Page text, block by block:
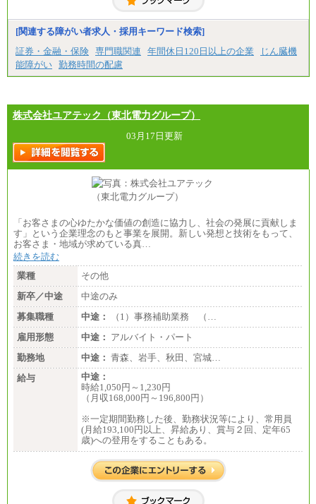
[関連する障がい者求人・採用キーワード検索]
証券・金融・保険 専門職関連 年間休日120日以上の企業
じん臓機
能障がい 勤務時間の配慮
株式会社ユアテック（東北電力グループ）
03月17日更新
「お客さまの心ゆたかな価値の創造に協力し、社会の発展に貢献しま
す」という企業理念のもと事業を展開。新しい発想と技術をもって、
お客さま・地域が求めている真…
続きを読む
業種
その他
新卒／中途
中途のみ
募集職種
中途：
（1）事務補助業務 （…
雇用形態
中途： アルバイト・パート
勤務地
中途： 青森、岩手、秋田、宮城…
給与
中途：
時給1,050円～1,230円
（月収168,000円～196,800円）
※一定期間勤務した後、勤務状況等により、常用員
(月給193,100円以上、昇給あり、賞与２回、定年65
歳)への登用をすることもある。